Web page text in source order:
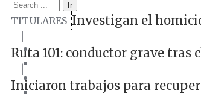
Ir
TITULARES Investigan el
Ruta 101: conductor grave tras
|
Iniciaron trabajos para